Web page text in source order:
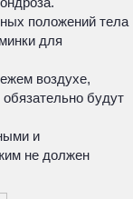
положений тела
для
воздухе,
будут
и
не должен